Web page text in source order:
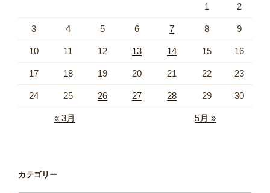
1 2
3 4 5 6 7 8 9
10 11 12 13 14 15 16
17 18 19 20 21 22 23
24 25 26 27 28 29 30
« 3月 5月 »
カテゴリー